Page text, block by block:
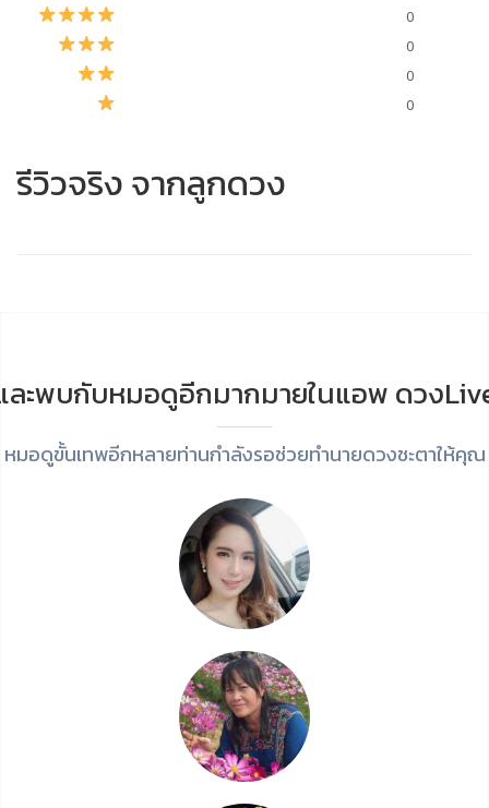
0
0
0
0
รีวิวจริง จากลูกดวง
ละพบกับหมอดูอีกมากมายในแอพ ดวง
หมอดูขั้นเทพอีกหลายท่านกำลังรอช่วยทำนายดวงชะตาให้คุณ